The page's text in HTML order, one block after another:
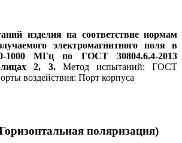
изделия на соответствие нормам
электромагнитного поля в
1000 МГц по ГОСТ 30804.6.4-2013
2, 3. Метод испытаний: ГОСТ
воздействия: Порт корпуса
поляризация)